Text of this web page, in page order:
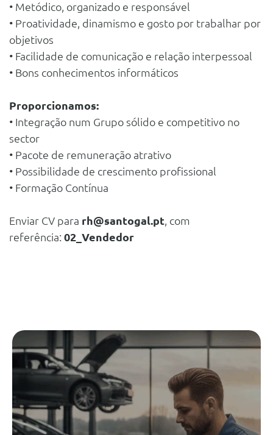
• Metódico, organizado e responsável
• Proatividade, dinamismo e gosto por trabalhar por
objetivos
• Facilidade de comunicação e relação interpessoal
• Bons conhecimentos informáticos
Proporcionamos:
• Integração num Grupo sólido e competitivo no
sector
• Pacote de remuneração atrativo
• Possibilidade de crescimento profissional
• Formação Contínua
Enviar CV para rh@santogal.pt, com
referência: 02_Vendedor